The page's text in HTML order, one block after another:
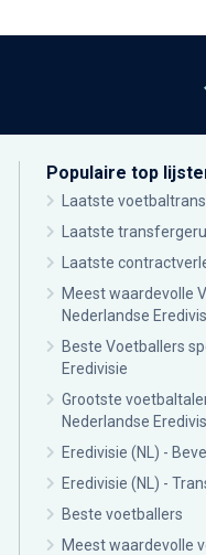
Populaire top
Laatste
Laatste
Laatste
Meest waardevolle
Nederlandse
Beste Voetballers
Eredivisie
Grootste
Nederlandse
Eredivisie (NL) -
Eredivisie (NL) -
Beste voetballers
Meest waardevolle